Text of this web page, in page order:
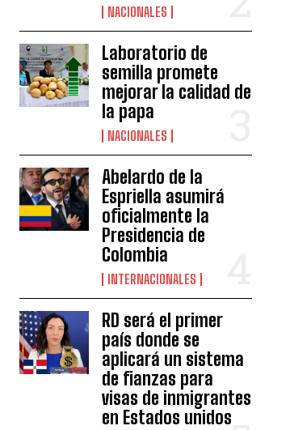
NACIONALES
Laboratorio de
semilla promete
mejorar la calidad de
la papa
NACIONALES
Abelardo de la
Espriella asumirá
oficialmente la
Presidencia de
Colombia
INTERNACIONALES
RD será el primer
país donde se
aplicará un sistema
de fianzas para
visas de inmigrantes
en Estados unidos